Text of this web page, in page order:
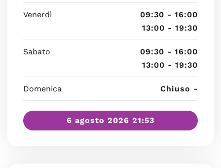
Venerdì
09:30 - 16:00
13:00 - 19:30
Sabato
09:30 - 16:00
13:00 - 19:30
Domenica Chiuso -
6 agosto 2026 21:53